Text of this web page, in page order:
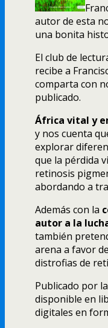
autor de esta
una bonita
El club de
recibe a
comparta con
publicado.
África vital y
y nos cuenta
explorar
que la pérdida
retinosis
abordando a
Además con la
autor a la
también
arena a favor
distrofias de
Publicado por la
disponible en
digitales en